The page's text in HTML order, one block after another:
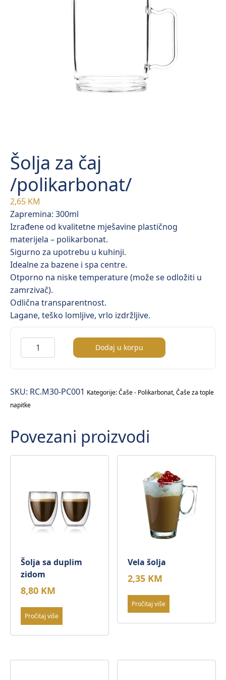
Šolja za čaj
/polikarbonat/
2,65 KM
Zapremina: 300ml
Izrađene od kvalitetne mješavine plastičnog
materijela – polikarbonat.
Sigurno za upotrebu u kuhinji.
Idealne za bazene i spa centre.
Otporno na niske temperature (može se odložiti u
zamrzivač).
Odlična transparentnost.
Lagane, teško lomljive, vrlo izdržljive.
Šolja
za
čaj
količina
Dodaj u korpu
SKU: RC.M30-PC001 Kategorije:Čaše - Polikarbonat,Čaše za tople
napitke
Povezani proizvodi
Šolja sa duplim
zidom
8,80 KM
Pročitaj više
Vela šolja
2,35 KM
Pročitaj više